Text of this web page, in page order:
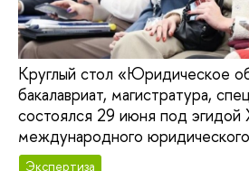
Круглый стол «Юридическое
бакалавриат, магистратура,
состоялся 29 июня под эгидой
международного
Экспертиза